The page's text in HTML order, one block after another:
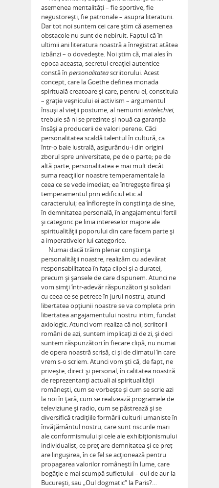
asemenea mentalităţi – fie sportive, fie
negustoreşti, fie patronale – asupra literaturii.
Dar tot noi suntem cei care ştim că asemenea
obstacole nu sunt de nebiruit. Faptul că în
ultimii ani literatura noastră a înregistrat atâtea
izbânzi – o dovedeşte. Noi ştim că, mai ales în
epoca aceasta, secretul creaţiei autentice
constă în personalitateascriitorului. Acest
concept, care la Goethe definea monada
spirituală creatoare şi care, pentru el, constituia
– graţie veşnicului ei activism – argumentul
însuşi al vieţii postume, al nemuririientelechiei,
trebuie să ni se prezinte şi nouă ca garanţia
însăşi a producerii de valori perene. Căci
personalitatea scaldă talentul în cultură, ca
într-o baie lustrală, asigurându-i din origini
zborul spre universitate, pe de o parte; pe de
altă parte, personalitatea e mai mult decât
suma reacţiilor noastre temperamentale la
ceea ce se vede imediat; ea întregeşte firea şi
temperamentul prin edificiul etic al
caracterului; ea înfloreşte în conştiinţa de sine,
în demnitatea personală, în angajamentul fertil
şi categoric pe linia intereselor majore ale
spiritualităţii poporului din care facem parte şi
a imperativelor lui categorice.
Numai dacă trăim plenar conştiinţa
personalităţii noastre, realizăm cu adevărat
responsabilitatea în faţa clipei şi a duratei,
precum şi şansele de care dispunem. Atunci ne
vom simţi într-adevăr răspunzători şi solidari
cu ceea ce se petrece în jurul nostru; atunci
libertatea opţiunii noastre se va completa prin
libertatea angajamentului nostru intim, fundat
axiologic. Atunci vom realiza că noi, scriitorii
români de azi, suntem implicaţi zi de zi, şi deci
suntem răspunzători în fiecare clipă, nu numai
de opera noastră scrisă, ci şi de climatul în care
vrem s-o scriem. Atunci vom şti că, de fapt, ne
priveşte, direct şi personal, în calitatea noastră
de reprezentanţi actuali ai spiritualităţii
româneşti, cum se vorbeşte şi cum se scrie azi
la noi în ţară, cum se realizează programele de
televiziune şi radio, cum se păstrează şi se
diversifică tradiţiile formării culturii umaniste în
învăţământul nostru, care sunt riscurile mari
ale conformismului şi cele ale exhibiţionismului
individualist, ce preţ are demnitatea şi ce preţ
are linguşirea, în ce fel se acţionează pentru
propagarea valorilor româneşti în lume, care
bogăţie e mai scumpă sufletului – oul de aur la
Bucureşti, sau „Oul dogmatic“ la Paris?…